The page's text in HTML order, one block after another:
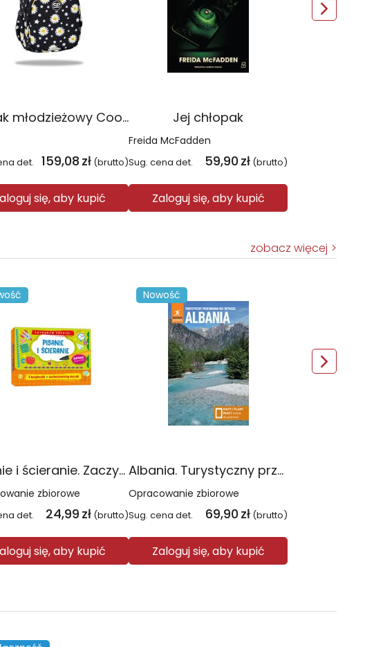
Plecak młodzieżowy Coolpack Jerry Daisy Black
det. 159,08 zł (brutto)
się, aby kupić
Jej chłopak
Freida McFadden
Sug. cena det. 59,90 zł (brutto)
Zaloguj się, aby kupić
zobacz więcej
Pisanie i ścieranie. Zaczynam szkołę!
zbiorowe
det. 24,99 zł (brutto)
się, aby kupić
Nowość
Albania. Turystyczny przewodnik bez retuszu
Opracowanie zbiorowe
Sug. cena det. 69,90 zł (brutto)
Zaloguj się, aby kupić